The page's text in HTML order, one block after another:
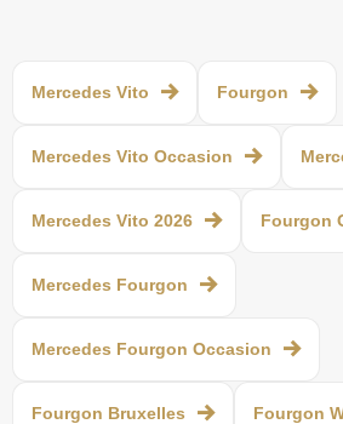
Mercedes Vito Fourgon
Mercedes Vito Occasion
Mercedes Vito 2026 Fourgon
Mercedes Fourgon
Mercedes Fourgon Occasion
Fourgon Bruxelles Fourgon